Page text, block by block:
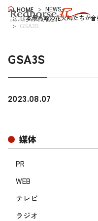
HOME
NEWS
日本最高峰の花火師たちが
GSA3S
GSA3S
媒体
PR
WEB
テレビ
ラジオ
2023.08.07